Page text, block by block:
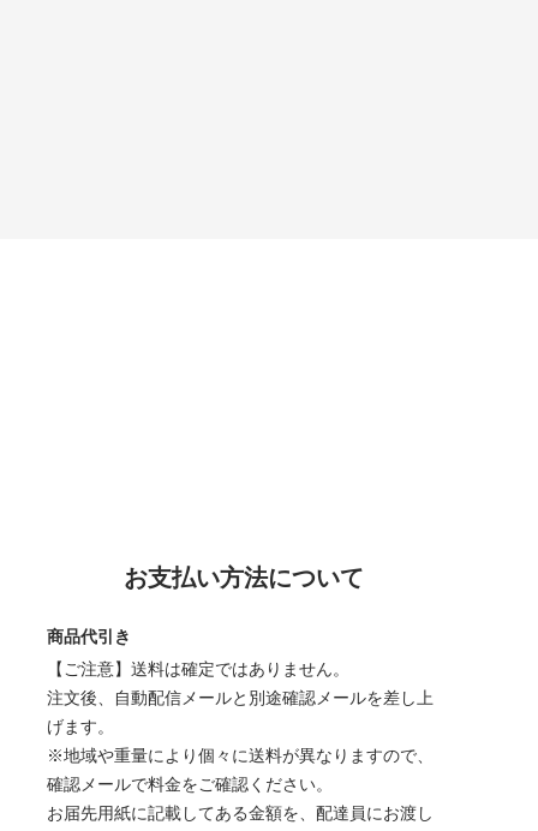
お支払い方法について
商品代引き
【ご注意】送料は確定ではありません。
注文後、自動配信メールと別途確認メールを差し上
げます。
※地域や重量により個々に送料が異なりますので、
確認メールで料金をご確認ください。
お届先用紙に記載してある金額を、配達員にお渡し